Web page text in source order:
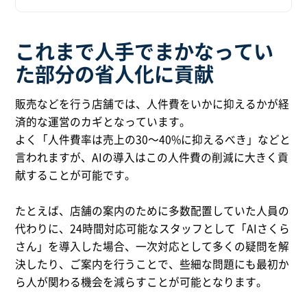
これまで人手でまかなってい
た部分の省人化に貢献
販売などを行う店舗では、人件費をいかに抑えるかが経
済的な運営のカギとなっています。
よく「人件費率は売上の30～40%に抑えるべき」などと
言われますが、AIの導入はこの人件費の削減に大きく貢
献することが可能です。
たとえば、店舗の案内のために多数配置していた人員の
代わりに、24時間対応可能なスタッフとして「AIさくら
さん」を導入した場合、一次対応として多くの疑問を解
決したり、ご案内を行うことで、些細な問題にも最初か
ら人が関わる機会を減らすことが可能となります。